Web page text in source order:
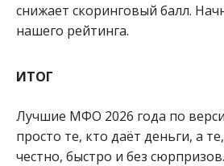
снижает скоринговый балл.
нашего рейтинга.
ИТОГ
Лучшие МФО 2026 года по
просто те, кто даёт деньги, а
честно, быстро и без